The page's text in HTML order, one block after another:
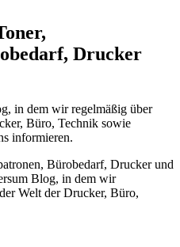
Drucker
in dem wir regelmäßig über
Büro, Technik sowie
informieren.
Bürobedarf, Drucker und
Blog, in dem wir
Welt der Drucker, Büro,